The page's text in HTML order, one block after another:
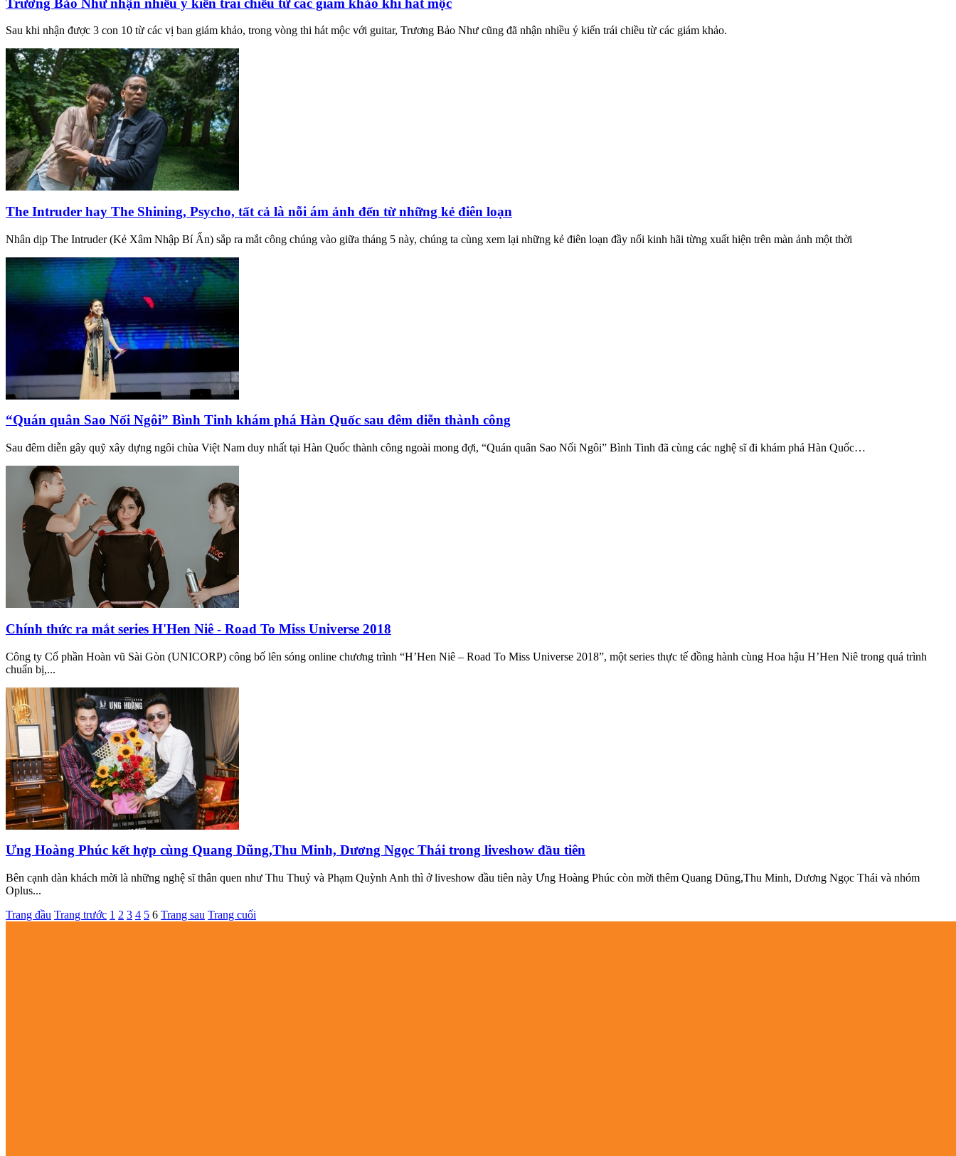
Sau khi nhận được 3 con 10 từ các vị ban giám khảo, trong vòng thi hát mộc với guitar, Trương Bảo Như cũng đã nhận nhiều ý kiến trái chiều từ các giám khảo.
The Intruder hay The Shining, Psycho, tất cả là nỗi ám ảnh đến từ những kẻ điên loạn
Nhân dịp The Intruder (Kẻ Xâm Nhập Bí Ẩn) sắp ra mắt công chúng vào giữa tháng 5 này, chúng ta cùng xem lại những kẻ điên loạn đầy nổi kinh hãi từng xuất hiện trên màn ảnh một thời
“Quán quân Sao Nối Ngôi” Bình Tinh khám phá Hàn Quốc sau đêm diễn thành công
Sau đêm diễn gây quỹ xây dựng ngôi chùa Việt Nam duy nhất tại Hàn Quốc thành công ngoài mong đợi, “Quán quân Sao Nối Ngôi” Bình Tinh đã cùng các nghệ sĩ đi khám phá Hàn Quốc…
Chính thức ra mắt series H'Hen Niê - Road To Miss Universe 2018
Công ty Cổ phần Hoàn vũ Sài Gòn (UNICORP) công bố lên sóng online chương trình “H’Hen Niê – Road To Miss Universe 2018”, một series thực tế đồng hành cùng Hoa hậu H’Hen Niê trong quá trình
chuẩn bị,...
Ưng Hoàng Phúc kết hợp cùng Quang Dũng,Thu Minh, Dương Ngọc Thái trong liveshow đầu tiên
Bên cạnh dàn khách mời là những nghệ sĩ thân quen như Thu Thuỷ và Phạm Quỳnh Anh thì ở liveshow đầu tiên này Ưng Hoàng Phúc còn mời thêm Quang Dũng,Thu Minh, Dương Ngọc Thái và nhóm
Oplus...
Trang đầu Trang trước 1 2 3 4 5 6 Trang sau Trang cuối